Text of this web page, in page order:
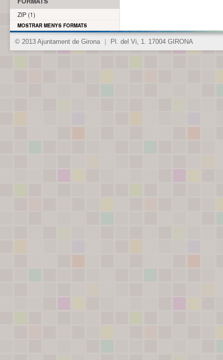
ZIP (1)
MOSTRAR MENYS FORMATS
© 2013 Ajuntament de Girona Pl. del Vi, 1. 17004 GIRONA